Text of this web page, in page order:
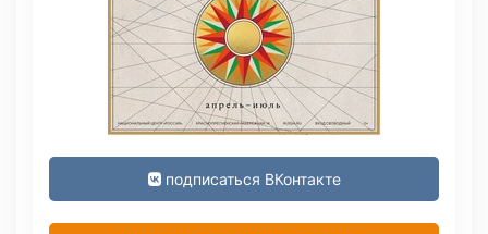
подписаться ВКонтакте